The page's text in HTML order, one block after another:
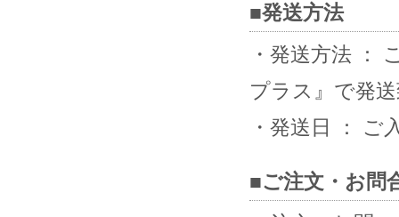
■発送方法
・発送方法 ：
プラス』で発
・発送日 ： ご
■ご注文・お問